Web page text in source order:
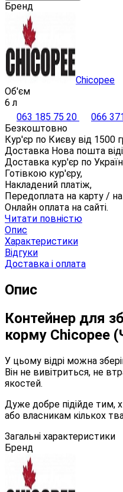
Бренд
Chicopee
Об'єм
6 л
063 185 75 20
066
Безкоштовно
Кур'єр по Києву від 1500
Доставка Нова пошта
Доставка кур'єр по
Готівкою кур'єру,
Накладений платіж,
Передоплата на карту /
Онлайн оплата на сайті.
Читати повністю
Опис
Характеристики
Відгуки
Доставка і оплата
Опис
Контейнер для
корму Chicopee
У цьому відрі можна
Він не вивітриться, не
якостей.
Дуже добре підійде тим,
або власникам кількох
Загальні характеристики
Бренд